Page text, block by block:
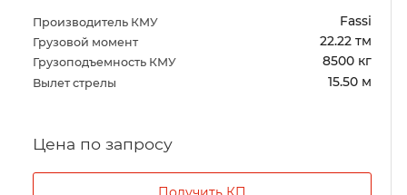
Производитель КМУ Fassi
Грузовой момент 22.22 тм
Грузоподъемность КМУ 8500 кг
Вылет стрелы 15.50 м
Цена по запросу